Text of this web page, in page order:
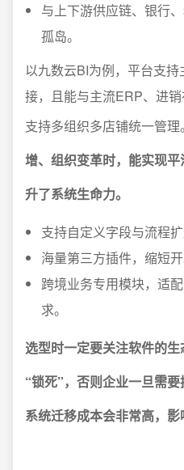
与上下游供应链、银行
孤岛。
以九数云BI为例，平台支
接，且能与主流ERP、进销
支持多组织多店铺统一管理。
增、组织变革时，能实现
升了系统生命力。
支持自定义字段与流程
海量第三方插件，缩短
跨境业务专用模块，适
求。
选型时一定要关注软件的
“锁死”，否则企业一旦需
系统迁移成本会非常高，影